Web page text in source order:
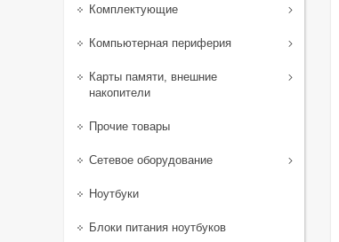
Комплектующие
Компьютерная периферия
Карты памяти, внешние
накопители
Прочие товары
Сетевое оборудование
Ноутбуки
Блоки питания ноутбуков